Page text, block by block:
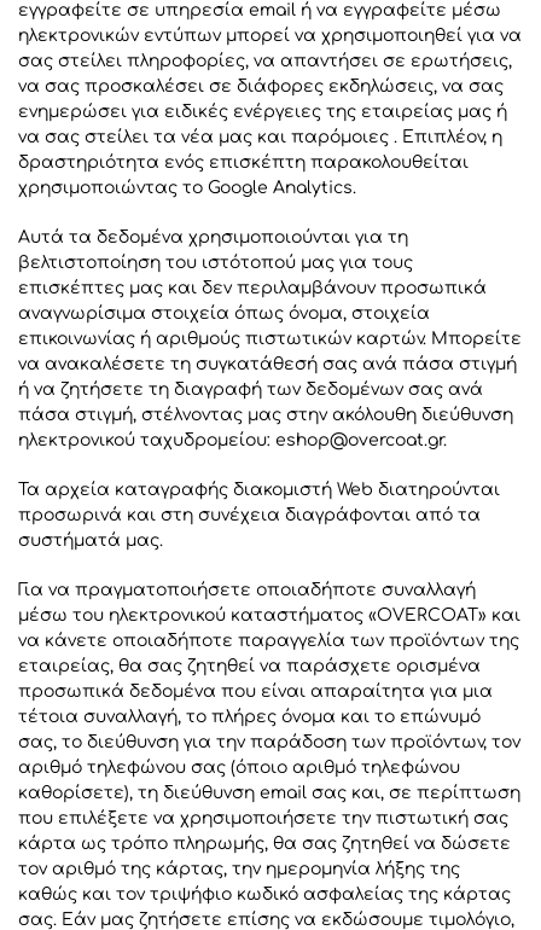
εγγραφείτε σε υπηρεσία email ή να εγγραφείτε μέσω
ηλεκτρονικών εντύπων μπορεί να χρησιμοποιηθεί για να
σας στείλει πληροφορίες, να απαντήσει σε ερωτήσεις,
να σας προσκαλέσει σε διάφορες εκδηλώσεις, να σας
ενημερώσει για ειδικές ενέργειες της εταιρείας μας ή
να σας στείλει τα νέα μας και παρόμοιες . Επιπλέον, η
δραστηριότητα ενός επισκέπτη παρακολουθείται
χρησιμοποιώντας το Google Analytics.
Αυτά τα δεδομένα χρησιμοποιούνται για τη
βελτιστοποίηση του ιστότοπού μας για τους
επισκέπτες μας και δεν περιλαμβάνουν προσωπικά
αναγνωρίσιμα στοιχεία όπως όνομα, στοιχεία
επικοινωνίας ή αριθμούς πιστωτικών καρτών. Μπορείτε
να ανακαλέσετε τη συγκατάθεσή σας ανά πάσα στιγμή
ή να ζητήσετε τη διαγραφή των δεδομένων σας ανά
πάσα στιγμή, στέλνοντας μας στην ακόλουθη διεύθυνση
ηλεκτρονικού ταχυδρομείου: eshop@overcoat.gr.
Τα αρχεία καταγραφής διακομιστή Web διατηρούνται
προσωρινά και στη συνέχεια διαγράφονται από τα
συστήματά μας.
Για να πραγματοποιήσετε οποιαδήποτε συναλλαγή
μέσω του ηλεκτρονικού καταστήματος «OVERCOAT» και
να κάνετε οποιαδήποτε παραγγελία των προϊόντων της
εταιρείας, θα σας ζητηθεί να παράσχετε ορισμένα
προσωπικά δεδομένα που είναι απαραίτητα για μια
τέτοια συναλλαγή, το πλήρες όνομα και το επώνυμό
σας, το διεύθυνση για την παράδοση των προϊόντων, τον
αριθμό τηλεφώνου σας (όποιο αριθμό τηλεφώνου
καθορίσετε), τη διεύθυνση email σας και, σε περίπτωση
που επιλέξετε να χρησιμοποιήσετε την πιστωτική σας
κάρτα ως τρόπο πληρωμής, θα σας ζητηθεί να δώσετε
τον αριθμό της κάρτας, την ημερομηνία λήξης της
καθώς και τον τριψήφιο κωδικό ασφαλείας της κάρτας
σας. Εάν μας ζητήσετε επίσης να εκδώσουμε τιμολόγιο,